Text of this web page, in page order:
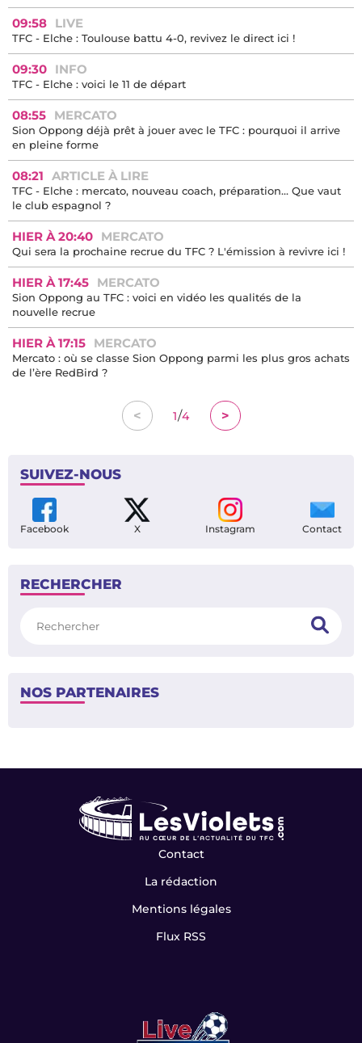
09:58 LIVE
TFC - Elche : Toulouse battu 4-0, revivez le direct ici !
09:30 INFO
TFC - Elche : voici le 11 de départ
08:55 MERCATO
Sion Oppong déjà prêt à jouer avec le TFC : pourquoi il arrive
en pleine forme
08:21 ARTICLE À LIRE
TFC - Elche : mercato, nouveau coach, préparation… Que vaut
le club espagnol ?
HIER À 20:40 MERCATO
Qui sera la prochaine recrue du TFC ? L'émission à revivre ici !
HIER À 17:45 MERCATO
Sion Oppong au TFC : voici en vidéo les qualités de la
nouvelle recrue
HIER À 17:15 MERCATO
Mercato : où se classe Sion Oppong parmi les plus gros achats
de l’ère RedBird ?
< 1/4 >
SUIVEZ-NOUS
Facebook X Instagram Contact
RECHERCHER
NOS PARTENAIRES
Contact
La rédaction
Mentions légales
Flux RSS